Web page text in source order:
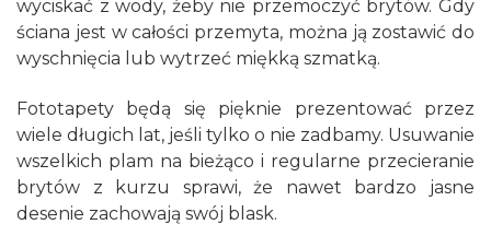
wyciskać z wody, żeby nie przemoczyć brytów. Gdy
ściana jest w całości przemyta, można ją zostawić do
wyschnięcia lub wytrzeć miękką szmatką.
Fototapety będą się pięknie prezentować przez
wiele długich lat, jeśli tylko o nie zadbamy. Usuwanie
wszelkich plam na bieżąco i regularne przecieranie
brytów z kurzu sprawi, że nawet bardzo jasne
desenie zachowają swój blask.